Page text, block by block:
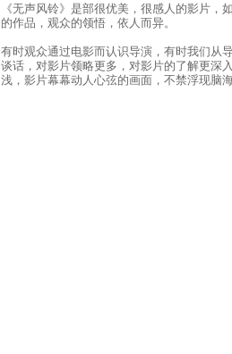
《无声风铃》是部很优美，很感人的影片，
的作品，观众的领悟，依人而异。
有时观众通过电影而认识导演，有时我们从
谈话，对影片领略更多，对影片的了解更深
浅，影片幕幕动人心弦的画面，不禁浮现脑